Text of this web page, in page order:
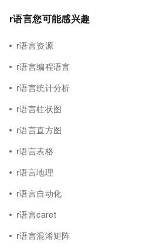
r语言您可能感兴趣
r语言资源
r语言编程语言
r语言统计分析
r语言柱状图
r语言直方图
r语言表格
r语言地理
r语言自动化
r语言caret
r语言混淆矩阵